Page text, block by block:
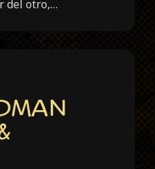
del otro,…